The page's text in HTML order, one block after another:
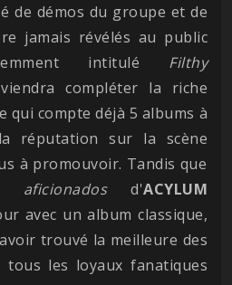
de démos du groupe et de
jamais révélés au public
intitulé Filthy
compléter la riche
qui compte déjà 5 albums à
réputation sur la scène
à promouvoir. Tandis que
aficionadosd'ACYLUM
avec un album classique,
trouvé la meilleure des
tous les loyaux fanatiques